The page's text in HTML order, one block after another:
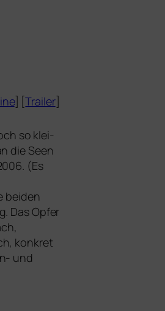
] [Trailer]
so klei­
die Seen
(Es
bei­den
Das Opfer
kon­kret
und